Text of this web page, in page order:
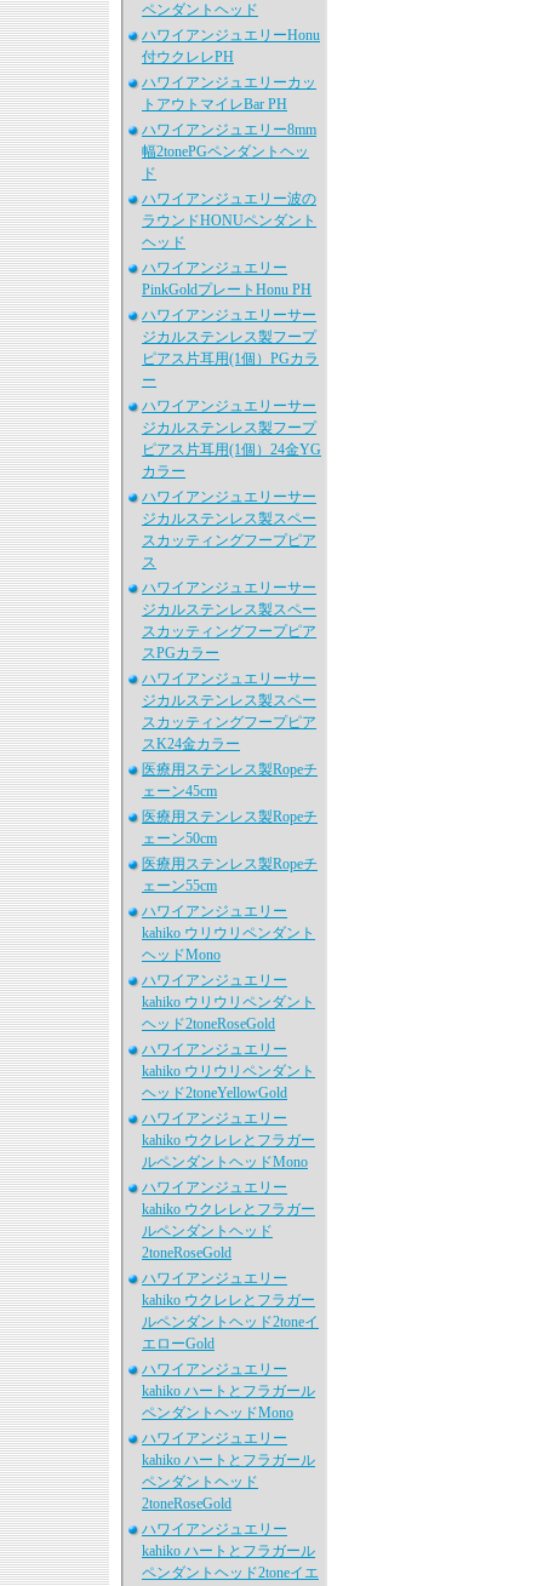
ペンダントヘッド
ハワイアンジュエリーHonu
付ウクレレPH
ハワイアンジュエリーカッ
トアウトマイレBar PH
ハワイアンジュエリー8mm
幅2tonePGペンダントヘッ
ド
ハワイアンジュエリー波の
ラウンドHONUペンダント
ヘッド
ハワイアンジュエリー
PinkGoldプレートHonu PH
ハワイアンジュエリーサー
ジカルステンレス製フープ
ピアス片耳用(1個）PGカラ
ー
ハワイアンジュエリーサー
ジカルステンレス製フープ
ピアス片耳用(1個）24金YG
カラー
ハワイアンジュエリーサー
ジカルステンレス製スペー
スカッティングフープピア
ス
ハワイアンジュエリーサー
ジカルステンレス製スペー
スカッティングフープピア
スPGカラー
ハワイアンジュエリーサー
ジカルステンレス製スペー
スカッティングフープピア
スK24金カラー
医療用ステンレス製Ropeチ
ェーン45cm
医療用ステンレス製Ropeチ
ェーン50cm
医療用ステンレス製Ropeチ
ェーン55cm
ハワイアンジュエリー
kahiko ウリウリペンダント
ヘッドMono
ハワイアンジュエリー
kahiko ウリウリペンダント
ヘッド2toneRoseGold
ハワイアンジュエリー
kahiko ウリウリペンダント
ヘッド2toneYellowGold
ハワイアンジュエリー
kahiko ウクレレとフラガー
ルペンダントヘッドMono
ハワイアンジュエリー
kahiko ウクレレとフラガー
ルペンダントヘッド
2toneRoseGold
ハワイアンジュエリー
kahiko ウクレレとフラガー
ルペンダントヘッド2toneイ
エローGold
ハワイアンジュエリー
kahiko ハートとフラガール
ペンダントヘッドMono
ハワイアンジュエリー
kahiko ハートとフラガール
ペンダントヘッド
2toneRoseGold
ハワイアンジュエリー
kahiko ハートとフラガール
ペンダントヘッド2toneイエ